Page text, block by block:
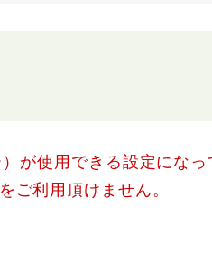
が使用できる設定にな
ご利用頂けません。